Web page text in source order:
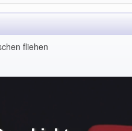
fliehen